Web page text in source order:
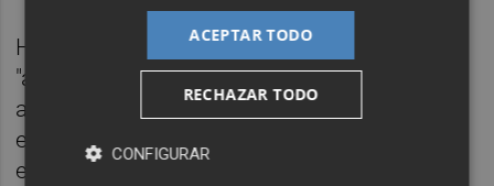
Ha concretado que es "esencial" poder
"avanzar a un empleo de mayor calidad,
asociado a la tecnología y la nueva
economía" y ha incidido en "mantener el
estado de bienestar, vigorizándolo y
ACEPTAR TODO
RECHAZAR TODO
CONFIGURAR